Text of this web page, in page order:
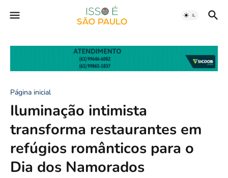
Página inicial
Iluminação intimista
transforma restaurantes em
refúgios românticos para o
Dia dos Namorados